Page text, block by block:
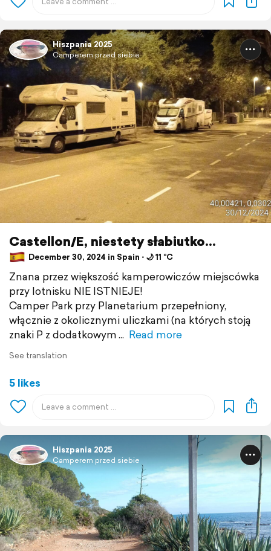
Hiszpania 2025
Camperem przed siebie
Castellon/E, niestety słabiutko...
December 30, 2024 in Spain ⋅ 🌙 11 °C
Znana przez większość kamperowiczów miejscówka
przy lotnisku NIE ISTNIEJE!
Camper Park przy Planetarium przepełniony,
włącznie z okolicznymi uliczkami (na których stoją
znaki P z dodatkowym
Read more
See translation
5 likes
Hiszpania 2025
Camperem przed siebie